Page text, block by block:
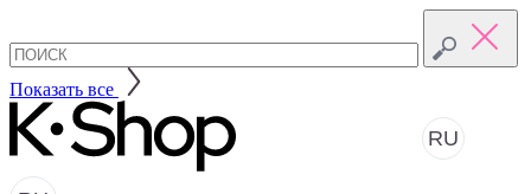
Показать все
RU